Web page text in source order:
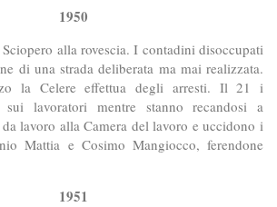
1950
Sciopero alla rovescia. I contadini disoccupati
di una strada deliberata ma mai realizzata.
la Celere effettua degli arresti. Il 21 i
sui lavoratori mentre stanno recandosi a
lavoro alla Camera del lavoro e uccidono i
Mattia e Cosimo Mangiocco, ferendone
1951